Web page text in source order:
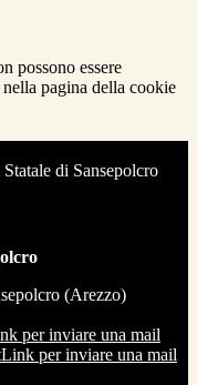
possono essere
pagina della cookie
di Sansepolcro
(Arezzo)
per inviare una mail
Link per inviare una mail